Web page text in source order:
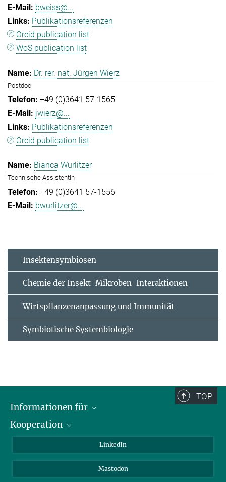
bweiss@...
Publikationsreferenzen
Orcid publication list
WoS publication list
Dr. rer. nat. Jürgen Wierz
Postdoc
+49 (0)3641 57-1565
jwierz@...
Publikationsreferenzen
Orcid publication list
Bianca Wurlitzer
Technische Assistentin
+49 (0)3641 57-1556
bwurlitzer@...
Insektensymbiosen
Chemie der Insekt-Mikroben-Interaktionen
Wirtspflanzenanpassung und Immunität
Symbiotische Systembiologie
TOP
Informationen für
Journalisten
Kooperation
Max-Planck-Gesellschaft
Beutenberg Campus e.V.
LinkedIn
Mastodon